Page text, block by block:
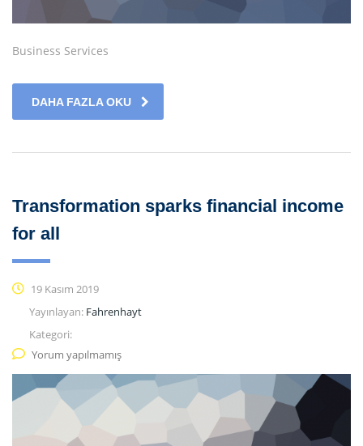
Business Services
DAHA FAZLA OKU
Transformation sparks financial income
for all
19 Kasım 2019
Yayınlayan: Fahrenhayt
Kategori:
Yorum yapılmamış